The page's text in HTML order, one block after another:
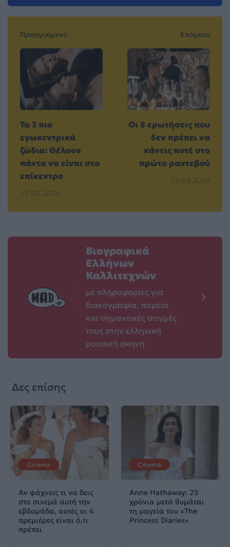
Προηγούμενο
Τα 3 πιο
εγωκεντρικά
ζώδια: Θέλουν
πάντα να είναι στο
επίκεντρο
23.05.2026
Επόμενο
Οι 8 ερωτήσεις που
δεν πρέπει να
κάνεις ποτέ στο
πρώτο ραντεβού
23.05.2026
Βιογραφικά
Ελλήνων
Καλλιτεχνών
με πληροφορίες για
δισκογραφία, πορεία
και σημαντικές στιγμές
τους στην ελληνική
μουσική σκηνή
Δες επίσης
Cinema
Αν ψάχνεις τι να δεις
στο σινεμά αυτή την
εβδομάδα, αυτές οι 4
πρεμιέρες είναι ό,τι
πρέπει
Cinema
Anne Hathaway: 25
χρόνια μετά θυμάται
τη μαγεία του «The
Princess Diaries»